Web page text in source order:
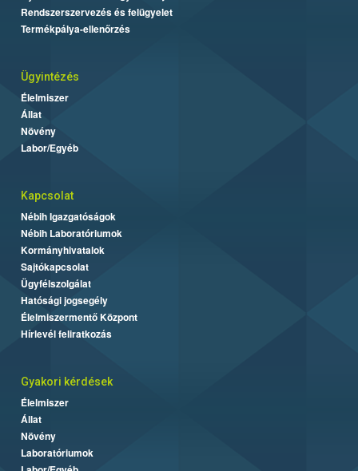
Rendszerszervezés és felügyelet
Termékpálya-ellenőrzés
Ügyintézés
Élelmiszer
Állat
Növény
Labor/Egyéb
Kapcsolat
Nébih Igazgatóságok
Nébih Laboratóriumok
Kormányhivatalok
Sajtókapcsolat
Ügyfélszolgálat
Hatósági jogsegély
Élelmiszermentő Központ
Hírlevél feliratkozás
Gyakori kérdések
Élelmiszer
Állat
Növény
Laboratóriumok